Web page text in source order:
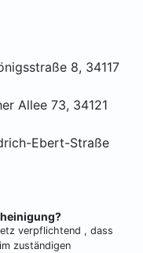
8, 34117
Allee 73, 34121
Ebert-Straße
verpflichtend , dass
zuständigen